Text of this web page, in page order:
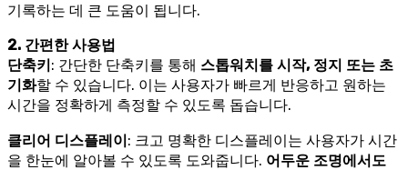
기록하는 데 큰 도움이 됩니다.
2. 간편한 사용법
단축키 : 간단한 단축키를 통해 스톱워치를 시작, 정지 또는 초
기화할 수 있습니다. 이는 사용자가 빠르게 반응하고 원하는
시간을 정확하게 측정할 수 있도록 돕습니다.
클리어 디스플레이: 크고 명확한 디스플레이는 사용자가 시간
을 한눈에 알아볼 수 있도록 도와줍니다. 어두운 조명에서도